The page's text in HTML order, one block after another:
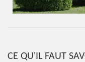
CE QU'IL FAUT